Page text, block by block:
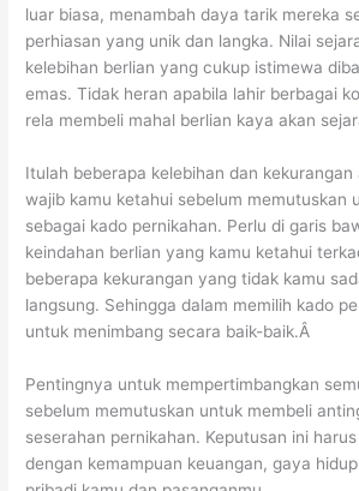
luar biasa, menambah daya tarik mereka
perhiasan yang unik dan langka. Nilai
kelebihan berlian yang cukup istimewa
emas. Tidak heran apabila lahir berbagai
rela membeli mahal berlian kaya akan
Itulah beberapa kelebihan dan
wajib kamu ketahui sebelum memutuskan
sebagai kado pernikahan. Perlu di garis
keindahan berlian yang kamu ketahui
beberapa kekurangan yang tidak kamu
langsung. Sehingga dalam memilih kado
untuk menimbang secara baik-baik.Â
Pentingnya untuk mempertimbangkan
sebelum memutuskan untuk membeli
seserahan pernikahan. Keputusan ini
dengan kemampuan keuangan, gaya